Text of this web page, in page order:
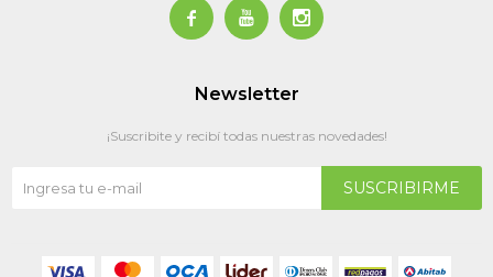
  
Newsletter
¡Suscribite y recibí todas nuestras novedades!
SUSCRIBIRME